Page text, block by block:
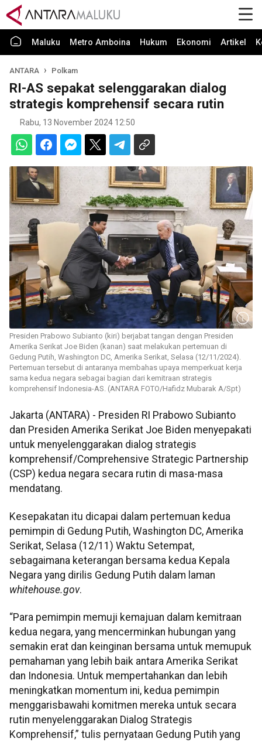
Maluku Metro Amboina Hukum Ekonomi Artikel
ANTARA Polkam
RI-AS sepakat selenggarakan dialog
strategis komprehensif secara rutin
Rabu, 13 November 2024 12:50
Presiden Prabowo Subianto (kiri) berjabat tangan dengan Presiden
Amerika Serikat Joe Biden (kanan) saat melakukan pertemuan di
Gedung Putih, Washington DC, Amerika Serikat, Selasa (12/11/2024).
Pertemuan tersebut di antaranya membahas upaya memperkuat kerja
sama kedua negara sebagai bagian dari kemitraan strategis
komprehensif Indonesia-AS. (ANTARA FOTO/Hafidz Mubarak A/Spt)
Jakarta (ANTARA) - Presiden RI Prabowo Subianto
dan Presiden Amerika Serikat Joe Biden menyepakati
untuk menyelenggarakan dialog strategis
komprehensif/Comprehensive Strategic Partnership
(CSP) kedua negara secara rutin di masa-masa
mendatang.
Kesepakatan itu dicapai dalam pertemuan kedua
pemimpin di Gedung Putih, Washington DC, Amerika
Serikat, Selasa (12/11) Waktu Setempat,
sebagaimana keterangan bersama kedua Kepala
Negara yang dirilis Gedung Putih dalam laman
whitehouse.gov.
“Para pemimpin memuji kemajuan dalam kemitraan
kedua negara, yang mencerminkan hubungan yang
semakin erat dan keinginan bersama untuk memupuk
pemahaman yang lebih baik antara Amerika Serikat
dan Indonesia. Untuk mempertahankan dan lebih
meningkatkan momentum ini, kedua pemimpin
menggarisbawahi komitmen mereka untuk secara
rutin menyelenggarakan Dialog Strategis
Komprehensif,” tulis pernyataan Gedung Putih yang